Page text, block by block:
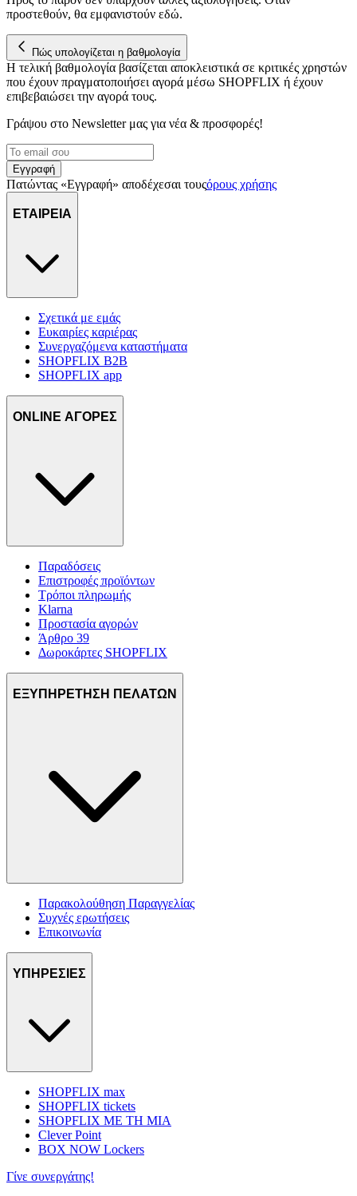
στη συσκευή σας, με σκοπό την προβολή εξατομικευμένων
διαφημίσεων και περιεχομένου, τις μετρήσεις σχετικά με
διαφημίσεις και περιεχόμενο, την καλύτερη εικόνα του κοινού
μας και την ανάπτυξη προϊόντων. Επίσης, κοινοποιούμε
πληροφορίες σχετικά με την από μέρους σας χρήση της
τοποθεσίας μας στους συνεργάτες μέσων κοινωνικής
προστεθούν, θα εμφανιστούν εδώ.
Πώς υπολογίζεται η βαθμολογία
Η τελική βαθμολογία βασίζεται αποκλειστικά σε κριτικές χρηστών
που έχουν πραγματοποιήσει αγορά μέσω SHOPFLIX ή έχουν
επιβεβαιώσει την αγορά τους.
Γράψου στο Νewsletter μας για νέα & προσφορές!
Εγγραφή
Πατώντας «Εγγραφή» αποδέχεσαι τουςόρους χρήσης
ΕΤΑΙΡΕΙΑ
Σχετικά με εμάς
Ευκαιρίες καριέρας
Συνεργαζόμενα καταστήματα
SHOPFLIX B2B
SHOPFLIX app
ONLINE ΑΓΟΡΕΣ
Παραδόσεις
Επιστροφές προϊόντων
Τρόποι πληρωμής
Klarna
Προστασία αγορών
Άρθρο 39
Δωροκάρτες SHOPFLIX
ΕΞΥΠΗΡΕΤΗΣΗ ΠΕΛΑΤΩΝ
Παρακολούθηση Παραγγελίας
Συχνές ερωτήσεις
Επικοινωνία
ΥΠΗΡΕΣΙΕΣ
SHOPFLIX max
SHOPFLIX tickets
SHOPFLIX ΜΕ ΤΗ ΜΙΑ
Clever Point
BOX NOW Lockers
Γίνε συνεργάτης!